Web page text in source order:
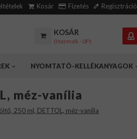
Kosár Fizetés Regisztráció
KOSÁR
0 termék - 0Ft
NYOMTATÓ-KELLÉKANYAGOK
méz-vanília
250 ml, DETTOL, méz-vanília